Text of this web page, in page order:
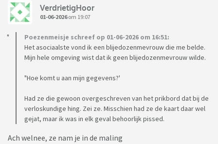
VerdrietigHoor
01-06-2026om 19:07
Poezenmeisje schreef op 01-06-2026 om 16:51:
Het asociaalste vond ik een blijedozenmevrouw die me belde.
Mijn hele omgeving wist dat ik geen blijedozenmevrouw wilde.
"Hoe komt u aan mijn gegevens?'
Had ze die gewoon overgeschreven van het prikbord dat bij de
verloskundige hing. Zei ze. Misschien had ze de kaart daar wel
gejat, maar ik was in elk geval behoorlijk pissed.
Ach welnee, ze nam je in de maling